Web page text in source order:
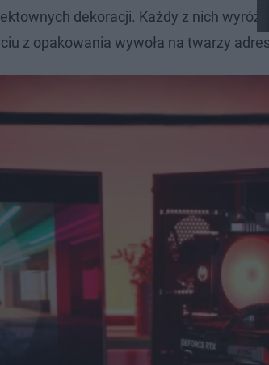
dekoracji. Każdy z nich
z opakowania wywoła na twarzy